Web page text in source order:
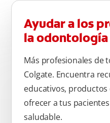
Ayudar a los
la odontología
Más profesionales de
Colgate. Encuentra
educativos,
ofrecer a tus
saludable.